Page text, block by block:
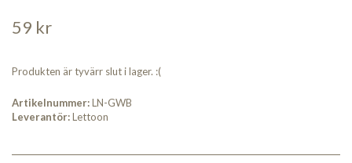
59 kr
Produkten är tyvärr slut i lager. :(
Artikelnummer:LN-GWB
Leverantör:Lettoon